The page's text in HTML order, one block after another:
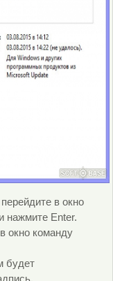
в окно
нажмите Enter.
окно команду
будет